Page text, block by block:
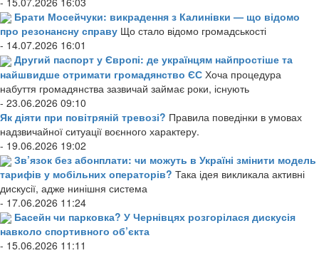
Брати Мосейчуки: викрадення з Калинівки — що відомо
про резонансну справу Що стало відомо громадськості
- 14.07.2026 16:01
Другий паспорт у Європі: де українцям найпростіше та
найшвидше отримати громадянство ЄС Хоча процедура
набуття громадянства зазвичай займає роки, існують
- 23.06.2026 09:10
Як діяти при повітряній тревозі? Правила поведінки в умовах
надзвичайної ситуації воєнного характеру.
- 19.06.2026 19:02
Зв’язок без абонплати: чи можуть в Україні змінити модель
тарифів у мобільних операторів? Така ідея викликала активні
дискусії, адже нинішня система
- 17.06.2026 11:24
Басейн чи парковка? У Чернівцях розгорілася дискусія
навколо спортивного об’єкта
- 15.06.2026 11:11